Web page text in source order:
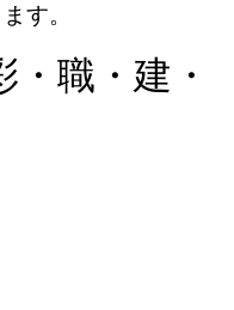
す。
職・建・